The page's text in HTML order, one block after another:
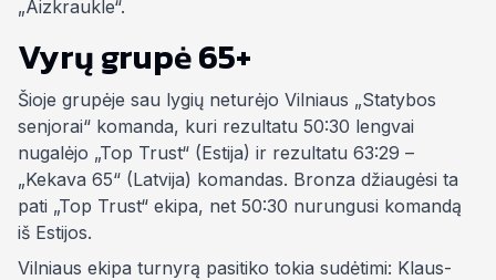
„Aizkraukle“.
Vyrų grupė 65+
Šioje grupėje sau lygių neturėjo Vilniaus „Statybos
senjorai“ komanda, kuri rezultatu 50:30 lengvai
nugalėjo „Top Trust“ (Estija) ir rezultatu 63:29 –
„Kekava 65“ (Latvija) komandas. Bronza džiaugėsi ta
pati „Top Trust“ ekipa, net 50:30 nurungusi komandą
iš Estijos.
Vilniaus ekipa turnyrą pasitiko tokia sudėtimi: Klaus-